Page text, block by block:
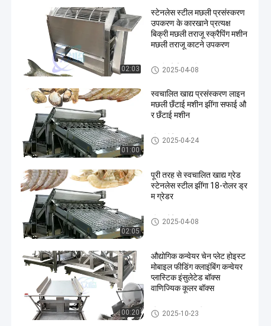
02:03
स्टेनलेस स्टील मछली प्रसंस्करण
उपकरण के कारखाने प्रत्यक्ष
बिक्री मछली तराजू स्क्रैपिंग मशीन
मछली तराजू काटने उपकरण
मछली स्केलिंग मशीन
2025-04-08
01:00
स्वचालित खाद्य प्रसंस्करण लाइन
मछली छँटाई मशीन झींगा सफाई औ
र छँटाई मशीन
झींगा ग्रेडिंग मशीन
2025-04-24
02:05
पूरी तरह से स्वचालित खाद्य ग्रेड
स्टेनलेस स्टील झींगा 18-रोलर ड्र
म ग्रेडर
झींगा ग्रेडिंग मशीन
2025-04-08
00:20
औद्योगिक कन्वेयर चेन प्लेट होइस्ट
मोबाइल फीडिंग क्लाइंबिंग कन्वेयर
प्लास्टिक इंसुलेटेड बॉक्स
वाणिज्यिक कूलर बॉक्स
झींगा प्रसंस्करण मशीन
2025-10-23